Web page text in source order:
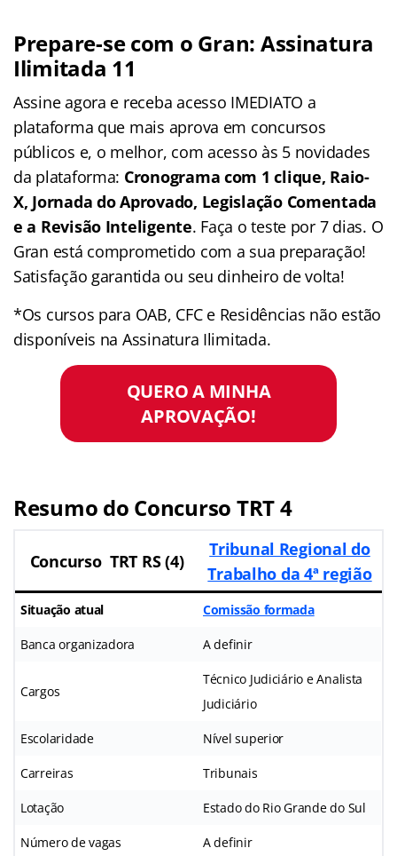
Prepare-se com o Gran: Assinatura
Ilimitada 11
Assine agora e receba acesso IMEDIATO a
plataforma que mais aprova em concursos
públicos e, o melhor, com acesso às 5 novidades
da plataforma: Cronograma com 1 clique, Raio-
X, Jornada do Aprovado, Legislação Comentada
e a Revisão Inteligente. Faça o teste por 7 dias. O
Gran está comprometido com a sua preparação!
Satisfação garantida ou seu dinheiro de volta!
*Os cursos para OAB, CFC e Residências não estão
disponíveis na Assinatura Ilimitada.
QUERO A MINHA
APROVAÇÃO!
Resumo do Concurso TRT 4
Concurso TRT RS (4)
Tribunal Regional do
Trabalho da 4ª região
Situação atual Comissão formada
Banca organizadora A definir
Cargos
Técnico Judiciário e Analista
Judiciário
Escolaridade Nível superior
Carreiras Tribunais
Lotação Estado do Rio Grande do Sul
Número de vagas A definir